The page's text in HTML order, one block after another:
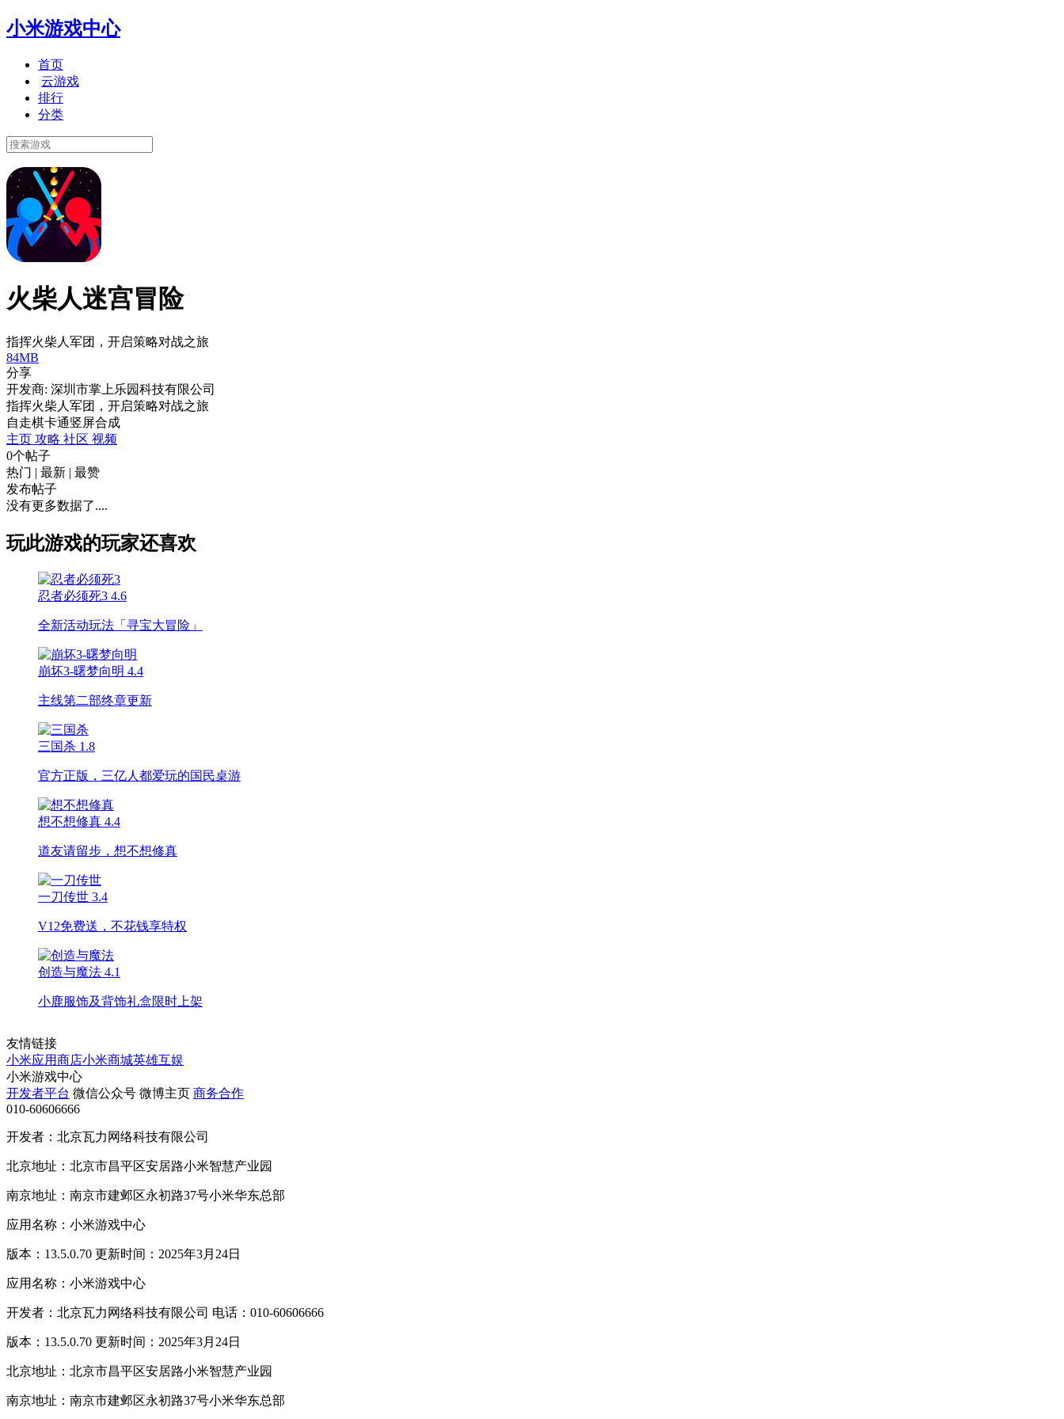
小米游戏中心
首页
云游戏
排行
分类
火柴人迷宫冒险
指挥火柴人军团，开启策略对战之旅
84MB
分享
开发商: 深圳市掌上乐园科技有限公司
指挥火柴人军团，开启策略对战之旅
自走棋卡通竖屏合成
主页 攻略 社区 视频
0个帖子
热门 | 最新 | 最赞
发布帖子
没有更多数据了....
玩此游戏的玩家还喜欢
忍者必须死3 4.6
全新活动玩法「寻宝大冒险」
崩坏3-曙梦向明 4.4
主线第二部终章更新
三国杀 1.8
官方正版，三亿人都爱玩的国民桌游
想不想修真 4.4
道友请留步，想不想修真
一刀传世 3.4
V12免费送，不花钱享特权
创造与魔法 4.1
小鹿服饰及背饰礼盒限时上架
友情链接
小米应用商店小米商城英雄互娱
小米游戏中心
开发者平台 微信公众号 微博主页 商务合作
010-60606666
开发者：北京瓦力网络科技有限公司
北京地址：北京市昌平区安居路小米智慧产业园
南京地址：南京市建邺区永初路37号小米华东总部
应用名称：小米游戏中心
版本：13.5.0.70 更新时间：2025年3月24日
应用名称：小米游戏中心
开发者：北京瓦力网络科技有限公司 电话：010-60606666
版本：13.5.0.70 更新时间：2025年3月24日
北京地址：北京市昌平区安居路小米智慧产业园
南京地址：南京市建邺区永初路37号小米华东总部